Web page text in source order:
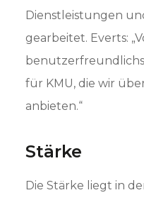
Dienstleistungen
gearbeitet. Everts:
für KMU, die wir
anbieten.“
Stärke
Die Stärke liegt in